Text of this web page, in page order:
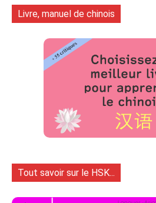
Livre, manuel de chinois
Tout savoir sur le HSK...